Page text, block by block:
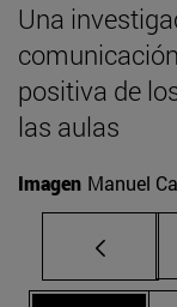
Una
positiva de
las aulas
Imagen Manuel